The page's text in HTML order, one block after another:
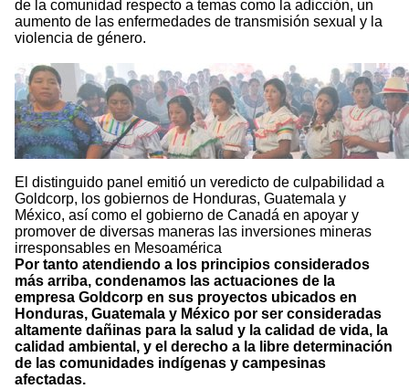
de la comunidad respecto a temas como la adicción, un
aumento de las enfermedades de transmisión sexual y la
violencia de género.
El distinguido panel emitió un veredicto de culpabilidad a
Goldcorp, los gobiernos de Honduras, Guatemala y
México, así como el gobierno de Canadá en apoyar y
promover de diversas maneras las inversiones mineras
irresponsables en Mesoamérica
Por tanto atendiendo a los principios considerados
más arriba, condenamos las actuaciones de la
empresa Goldcorp en sus proyectos ubicados en
Honduras, Guatemala y México por ser consideradas
altamente dañinas para la salud y la calidad de vida, la
calidad ambiental, y el derecho a la libre determinación
de las comunidades indígenas y campesinas
afectadas.